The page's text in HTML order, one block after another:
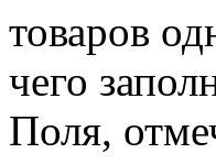
товаров
чего
Поля,